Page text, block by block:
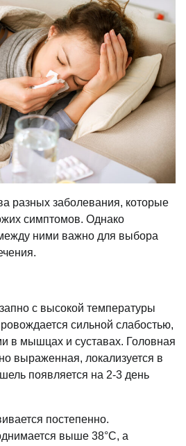
разных заболевания, которые
симптомов. Однако
ними важно для выбора
с высокой температуры
сильной слабостью,
в мышцах и суставах. Головная
выраженная, локализуется в
появляется на 2-3 день
постепенно.
выше 38°С, а